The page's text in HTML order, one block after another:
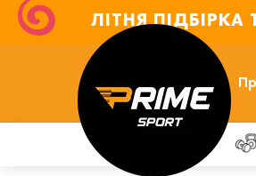
ЛІТНЯ ПІДБІРКА